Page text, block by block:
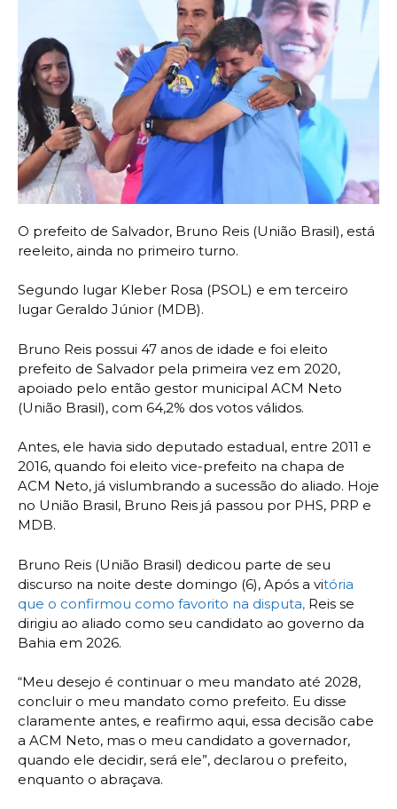
O prefeito de Salvador, Bruno Reis (União Brasil), está
reeleito, ainda no primeiro turno.
Segundo lugar Kleber Rosa (PSOL) e em terceiro
lugar Geraldo Júnior (MDB).
Bruno Reis possui 47 anos de idade e foi eleito
prefeito de Salvador pela primeira vez em 2020,
apoiado pelo então gestor municipal ACM Neto
(União Brasil), com 64,2% dos votos válidos.
Antes, ele havia sido deputado estadual, entre 2011 e
2016, quando foi eleito vice-prefeito na chapa de
ACM Neto, já vislumbrando a sucessão do aliado. Hoje
no União Brasil, Bruno Reis já passou por PHS, PRP e
MDB.
Bruno Reis (União Brasil) dedicou parte de seu
discurso na noite deste domingo (6), Após a vitória
que o confirmou como favorito na disputa, Reis se
dirigiu ao aliado como seu candidato ao governo da
Bahia em 2026.
“Meu desejo é continuar o meu mandato até 2028,
concluir o meu mandato como prefeito. Eu disse
claramente antes, e reafirmo aqui, essa decisão cabe
a ACM Neto, mas o meu candidato a governador,
quando ele decidir, será ele”, declarou o prefeito,
enquanto o abraçava.